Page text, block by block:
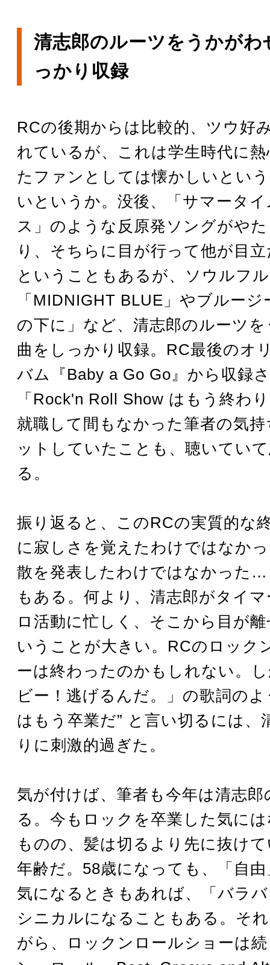
清志郎のルーツをうかがわ
っかり収録
RCの後期からは比較的、ツウ好
れているが、これは学生時代に
たファンとしては懐かしいとい
いというか。没後、「サマータ
ス」のような反原発ソングがや
り、そちらに目が行って他が目
ということもあるが、ソウルフ
「MIDNIGHT BLUE」やブルー
の下に」など、清志郎のルーツ
曲をしっかり収録。RC最後のオ
バム『Baby a Go Go』から収録
「Rock'n Roll Show はもう終わ
就職して間もなかった筆者の気
ットしていたことも、聴いてい
る。
振り返ると、このRCの実質的な
に寂しさを覚えたわけではなか
散を発表したわけではなかった
もある。何より、清志郎がタイ
ロ活動に忙しく、そこから目が
いうことが大きい。RCのロック
ーは終わったのかもしれない。
ビー！逃げるんだ。」の歌詞の
はもう卒業だ” と言い切るには、
りに刺激的過ぎた。
気が付けば、筆者も今年は清志郎
る。今もロックを卒業した気に
ものの、髪は切るより先に抜け
年齢だ。58歳になっても、「自
気になるときもあれば、「バラ
シニカルになることもある。そ
がら、ロックンロールショーは